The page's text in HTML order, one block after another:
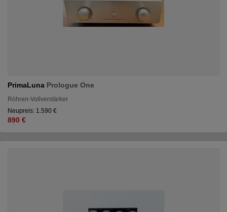
PrimaLuna Prologue One
Röhren-Vollverstärker
Neupreis: 1.590 €
890 €